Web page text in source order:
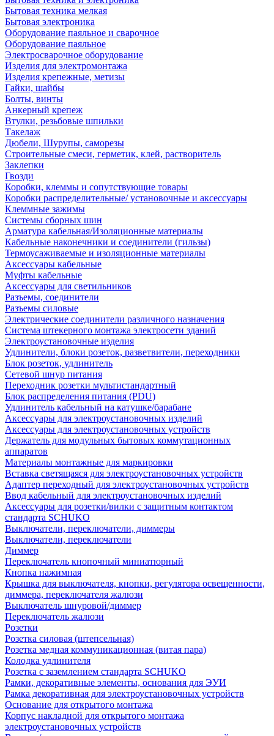
Бытовая техника мелкая
Бытовая электроника
Оборудование паяльное и сварочное
Оборудование паяльное
Электросварочное оборудование
Изделия для электромонтажа
Изделия крепежные, метизы
Гайки, шайбы
Болты, винты
Анкерный крепеж
Втулки, резьбовые шпильки
Такелаж
Дюбели, Шурупы, саморезы
Строительные смеси, герметик, клей, растворитель
Заклепки
Гвозди
Коробки, клеммы и сопутствующие товары
Коробки распределительные/ установочные и аксессуары
Клеммные зажимы
Системы сборных шин
Арматура кабельная/Изоляционные материалы
Кабельные наконечники и соединители (гильзы)
Термоусаживаемые и изоляционные материалы
Аксессуары кабельные
Муфты кабельные
Аксессуары для светильников
Разъемы, соединители
Разъемы силовые
Электрические соединители различного назначения
Система штекерного монтажа электросети зданий
Электроустановочные изделия
Удлинители, блоки розеток, разветвители, переходники
Блок розеток, удлинитель
Сетевой шнур питания
Переходник розетки мультистандартный
Блок распределения питания (PDU)
Удлинитель кабельный на катушке/барабане
Аксессуары для электроустановочных изделий
Аксессуары для электроустановочных устройств
Держатель для модульных бытовых коммутационных
аппаратов
Материалы монтажные для маркировки
Вставка светящаяся для электроустановочных устройств
Адаптер переходный для электроустановочных устройств
Ввод кабельный для электроустановочных изделий
Аксессуары для розетки/вилки с защитным контактом
стандарта SCHUKO
Выключатели, переключатели, диммеры
Выключатели, переключатели
Диммер
Переключатель кнопочный миниатюрный
Кнопка нажимная
Крышка для выключателя, кнопки, регулятора освещенности,
диммера, переключателя жалюзи
Выключатель шнуровой/диммер
Переключатель жалюзи
Розетки
Розетка силовая (штепсельная)
Розетка медная коммуникационная (витая пара)
Колодка удлинителя
Розетка с заземлением стандарта SCHUKO
Рамки, декоративные элементы, основания для ЭУИ
Рамка декоративная для электроустановочных устройств
Основание для открытого монтажа
Корпус накладной для открытого монтажа
электроустановочных устройств